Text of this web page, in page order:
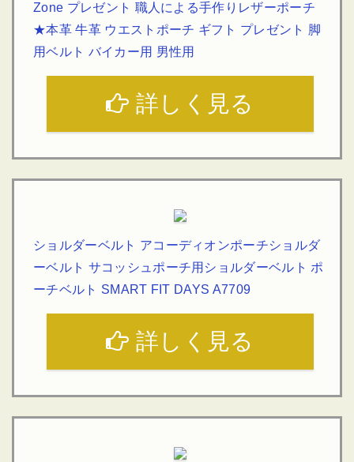
Zone プレゼント 職人による手作りレザーポーチ
★本革 牛革 ウエストポーチ ギフト プレゼント 脚
用ベルト バイカー用 男性用
詳しく見る
ショルダーベルト アコーディオンポーチショルダ
ーベルト サコッシュポーチ用ショルダーベルト ポ
ーチベルト SMART FIT DAYS A7709
詳しく見る